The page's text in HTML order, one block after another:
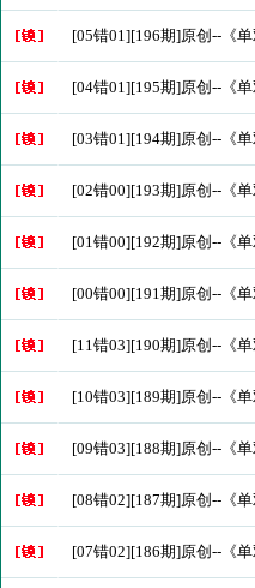
[05错01][196期]原创--《
[04错01][195期]原创--《
[03错01][194期]原创--《
[02错00][193期]原创--《
[01错00][192期]原创--《
[00错00][191期]原创--《
[11错03][190期]原创--《
[10错03][189期]原创--《
[09错03][188期]原创--《
[08错02][187期]原创--《
[07错02][186期]原创--《